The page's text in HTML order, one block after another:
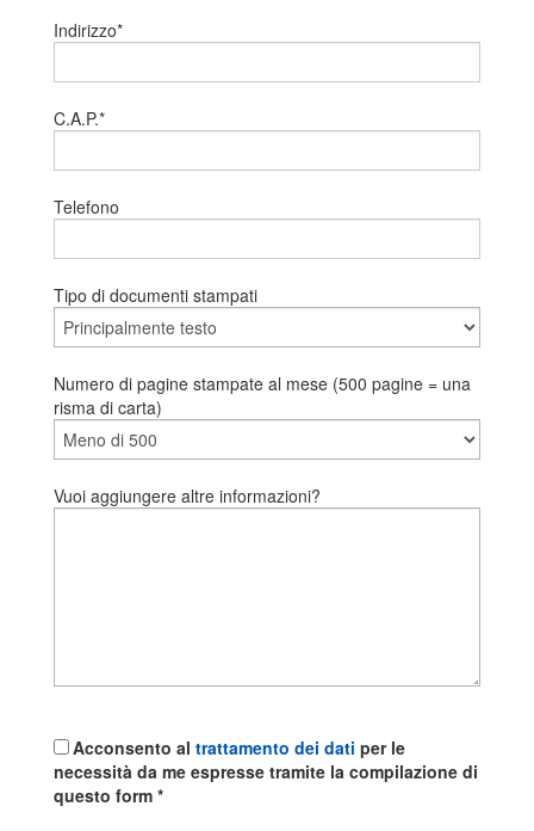
Indirizzo*
C.A.P.*
Telefono
Tipo di documenti stampati
Numero di pagine stampate al mese (500 pagine = una
risma di carta)
Vuoi aggiungere altre informazioni?
Acconsento al trattamento dei dati per le
necessità da me espresse tramite la compilazione di
questo form *